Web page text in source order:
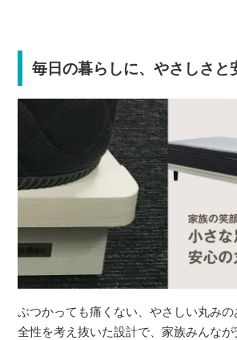
毎日の暮らしに、やさしさと
ぶつかっても痛くない、やさしい丸み
全性を考え抜いた設計で、家族みんなが